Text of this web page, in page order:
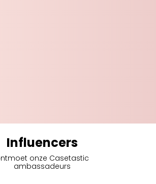
Influencers
onze Casetastic
ambassadeurs